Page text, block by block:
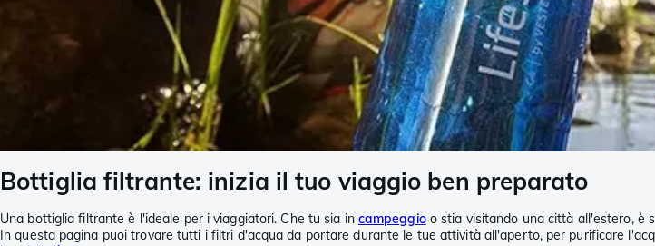
Bottiglia filtrante: inizia il tuo viaggio ben preparato
Una bottiglia filtrante è l'ideale per i viaggiatori. Che tu sia in campeggioo stia visitando una città all'estero, è
In questa pagina puoi trovare tutti i filtri d'acqua da portare durante le tue attività all'aperto, per purificare